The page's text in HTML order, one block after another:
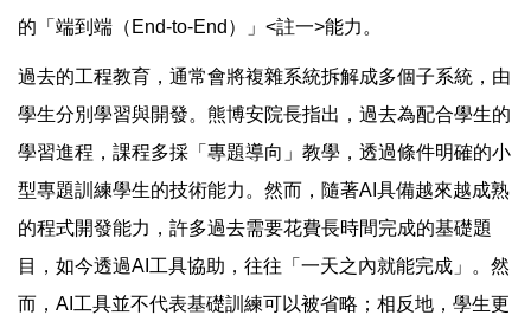
的「端到端（End-to-End）」<註一>能力。
過去的工程教育，通常會將複雜系統拆解成多個子系統，由
學生分別學習與開發。熊博安院長指出，過去為配合學生的
學習進程，課程多採「專題導向」教學，透過條件明確的小
型專題訓練學生的技術能力。然而，隨著AI具備越來越成熟
的程式開發能力，許多過去需要花費長時間完成的基礎題
目，如今透過AI工具協助，往往「一天之內就能完成」。然
而，AI工具並不代表基礎訓練可以被省略；相反地，學生更